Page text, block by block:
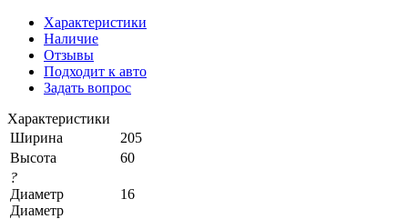
Характеристики
Наличие
Отзывы
Подходит к авто
Задать вопрос
Характеристики
Ширина
205
Высота
60
?
Диаметр
Диаметр
16